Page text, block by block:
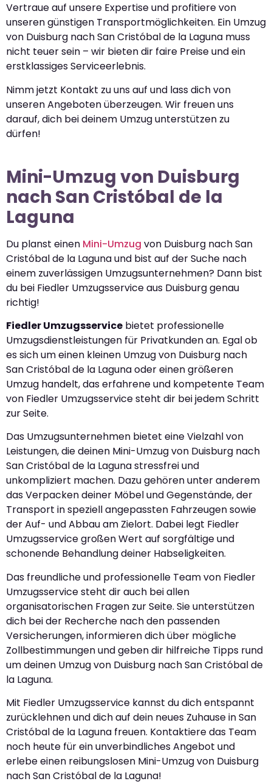
Vertraue auf unsere Expertise und profitiere von
unseren günstigen Transportmöglichkeiten. Ein Umzug
von Duisburg nach San Cristóbal de la Laguna muss
nicht teuer sein – wir bieten dir faire Preise und ein
erstklassiges Serviceerlebnis.
Nimm jetzt Kontakt zu uns auf und lass dich von
unseren Angeboten überzeugen. Wir freuen uns
darauf, dich bei deinem Umzug unterstützen zu
dürfen!
Mini-Umzug von Duisburg
nach San Cristóbal de la
Laguna
Du planst einen Mini-Umzug von Duisburg nach San
Cristóbal de la Laguna und bist auf der Suche nach
einem zuverlässigen Umzugsunternehmen? Dann bist
du bei Fiedler Umzugsservice aus Duisburg genau
richtig!
Fiedler Umzugsservice bietet professionelle
Umzugsdienstleistungen für Privatkunden an. Egal ob
es sich um einen kleinen Umzug von Duisburg nach
San Cristóbal de la Laguna oder einen größeren
Umzug handelt, das erfahrene und kompetente Team
von Fiedler Umzugsservice steht dir bei jedem Schritt
zur Seite.
Das Umzugsunternehmen bietet eine Vielzahl von
Leistungen, die deinen Mini-Umzug von Duisburg nach
San Cristóbal de la Laguna stressfrei und
unkompliziert machen. Dazu gehören unter anderem
das Verpacken deiner Möbel und Gegenstände, der
Transport in speziell angepassten Fahrzeugen sowie
der Auf- und Abbau am Zielort. Dabei legt Fiedler
Umzugsservice großen Wert auf sorgfältige und
schonende Behandlung deiner Habseligkeiten.
Das freundliche und professionelle Team von Fiedler
Umzugsservice steht dir auch bei allen
organisatorischen Fragen zur Seite. Sie unterstützen
dich bei der Recherche nach den passenden
Versicherungen, informieren dich über mögliche
Zollbestimmungen und geben dir hilfreiche Tipps rund
um deinen Umzug von Duisburg nach San Cristóbal de
la Laguna.
Mit Fiedler Umzugsservice kannst du dich entspannt
zurücklehnen und dich auf dein neues Zuhause in San
Cristóbal de la Laguna freuen. Kontaktiere das Team
noch heute für ein unverbindliches Angebot und
erlebe einen reibungslosen Mini-Umzug von Duisburg
nach San Cristóbal de la Laguna!